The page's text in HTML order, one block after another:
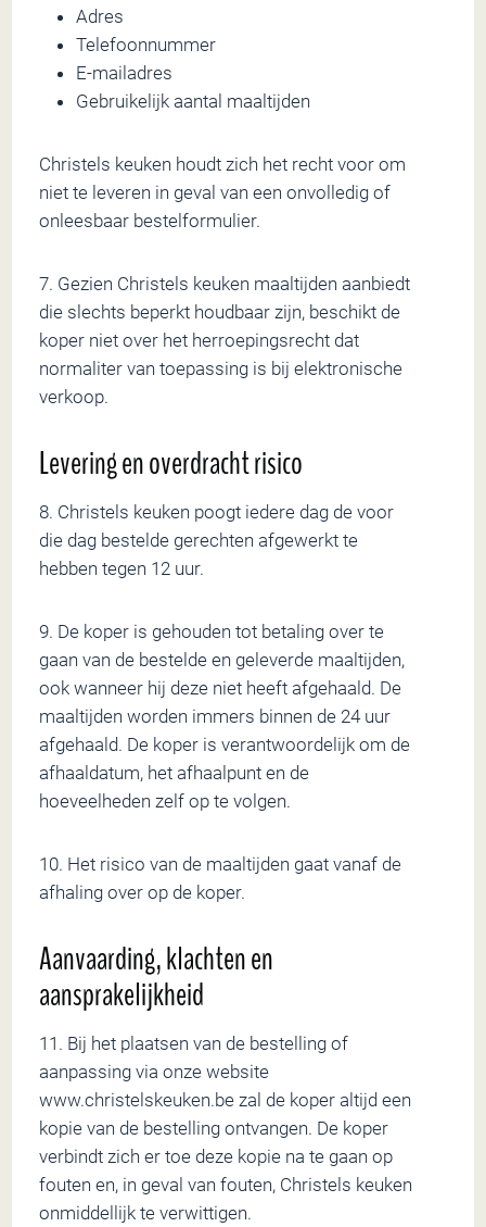
Adres
Telefoonnummer
E-mailadres
Gebruikelijk aantal maaltijden
Christels keuken houdt zich het recht voor om
niet te leveren in geval van een onvolledig of
onleesbaar bestelformulier.
7. Gezien Christels keuken maaltijden aanbiedt
die slechts beperkt houdbaar zijn, beschikt de
koper niet over het herroepingsrecht dat
normaliter van toepassing is bij elektronische
verkoop.
Levering en overdracht risico
8. Christels keuken poogt iedere dag de voor
die dag bestelde gerechten afgewerkt te
hebben tegen 12 uur.
9. De koper is gehouden tot betaling over te
gaan van de bestelde en geleverde maaltijden,
ook wanneer hij deze niet heeft afgehaald. De
maaltijden worden immers binnen de 24 uur
afgehaald. De koper is verantwoordelijk om de
afhaaldatum, het afhaalpunt en de
hoeveelheden zelf op te volgen.
10. Het risico van de maaltijden gaat vanaf de
afhaling over op de koper.
Aanvaarding, klachten en
aansprakelijkheid
11. Bij het plaatsen van de bestelling of
aanpassing via onze website
www.christelskeuken.be zal de koper altijd een
kopie van de bestelling ontvangen. De koper
verbindt zich er toe deze kopie na te gaan op
fouten en, in geval van fouten, Christels keuken
onmiddellijk te verwittigen.